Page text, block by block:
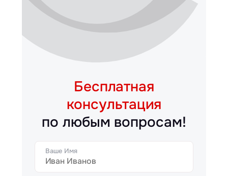
Бесплатная
консультация
по любым вопросам!
Ваше Имя